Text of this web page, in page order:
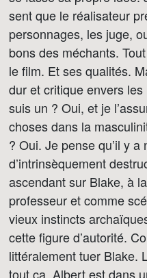
sent que le réalisateur
personnages, les juge,
bons des méchants.
le film. Et ses qualités.
dur et critique envers les
suis un ? Oui, et je
choses dans la
? Oui. Je pense qu’il y
d’intrinsèquement
ascendant sur Blake, à
professeur et comme
vieux instincts
cette figure d’autorité.
littéralement tuer Blake.
tout ça. Albert est dans